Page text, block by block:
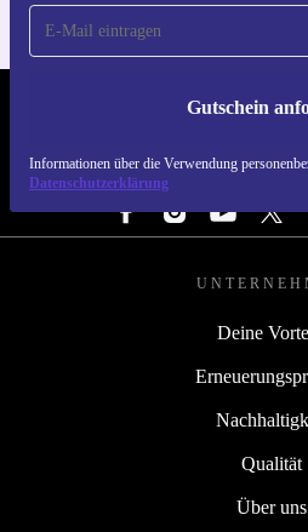
Gutschein
Informationen über die Verwendung
Datenschutzerklärung
REFURBED
FOLGE
Deine
Qualität
Über uns